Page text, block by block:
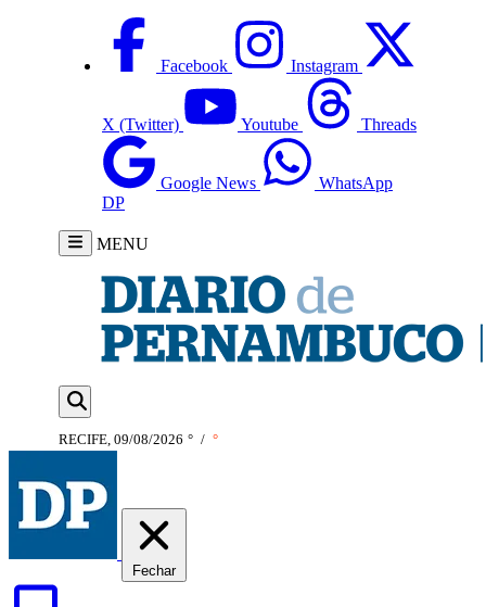
Facebook Instagram
X (Twitter) Youtube Threads
Google News
WhatsApp
DP
MENU
RECIFE, 09/08/2026 ° / °
Fechar